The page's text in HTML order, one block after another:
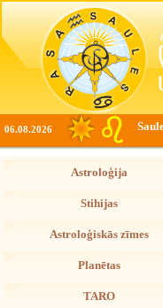
06.08.2026
Astroloģija
Stihijas
Astroloģiskās zīmes
Planētas
TARO